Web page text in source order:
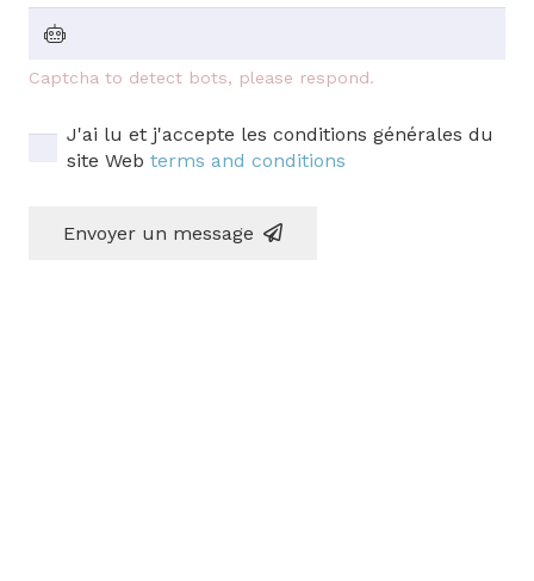
Captcha to detect bots, please respond.
J'ai lu et j'accepte les conditions générales du
site Web terms and conditions
Envoyer un message